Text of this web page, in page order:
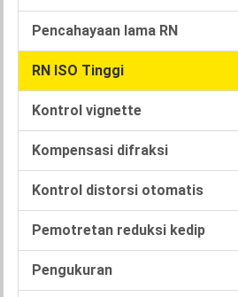
Pencahayaan lama RN
RN ISO Tinggi
Kontrol vignette
Kompensasi difraksi
Kontrol distorsi otomatis
Pemotretan reduksi kedip
Pengukuran